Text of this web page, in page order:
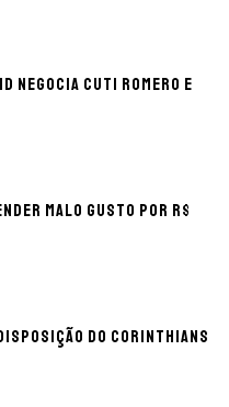
negocia Cuti Romero e
Malo Gusto por R$
do Corinthians